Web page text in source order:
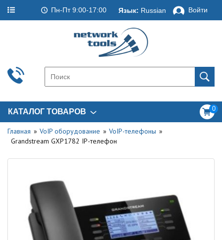
Пн-Пт 9:00-17:00 Язык: Russian Войти
КАТАЛОГ ТОВАРОВ 0
Главная VoIP оборудование
VoIP-телефоны
Grandstream GXP1782 IP-телефон